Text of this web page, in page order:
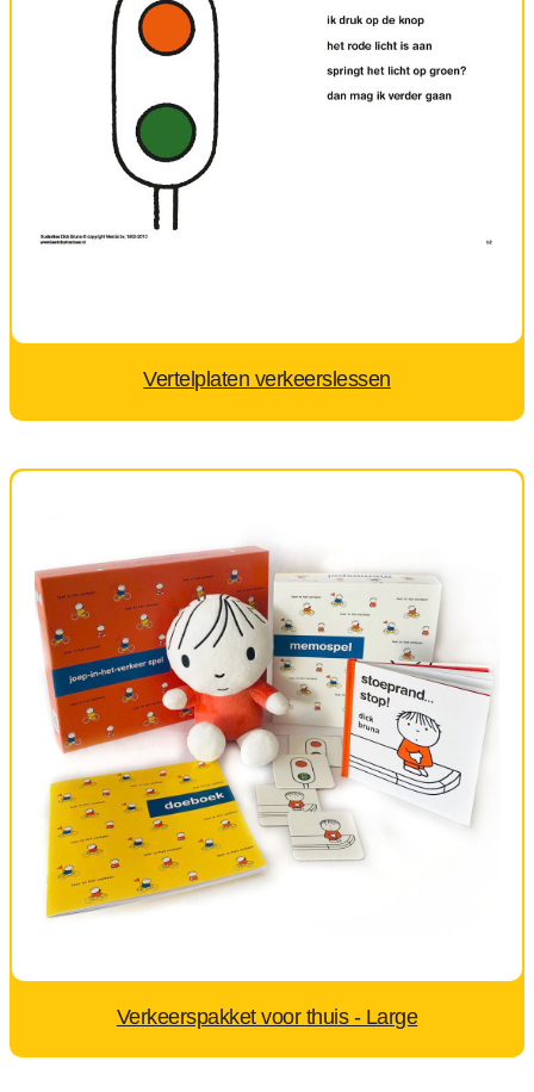
Vertelplaten verkeerslessen
Verkeerspakket voor thuis - Large